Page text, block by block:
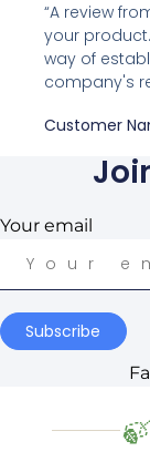
“A review
your
way of
company's
Customer
Your email
Subscribe